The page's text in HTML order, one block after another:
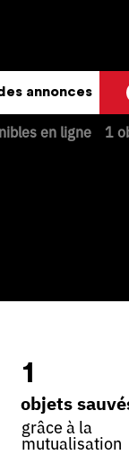
annonces
en ligne 1
1
objets
grâce à la
mutualisation